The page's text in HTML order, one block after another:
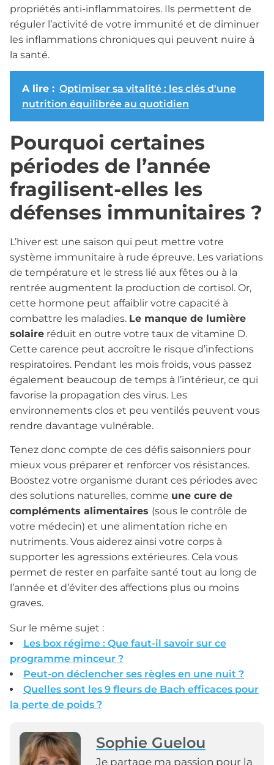
propriétés anti-inflammatoires. Ils permettent de
réguler l’activité de votre immunité et de diminuer
les inflammations chroniques qui peuvent nuire à
la santé.
A lire : Optimiser sa vitalité : les clés d'une
nutrition équilibrée au quotidien
Pourquoi certaines
périodes de l’année
fragilisent-elles les
défenses immunitaires ?
L’hiver est une saison qui peut mettre votre
système immunitaire à rude épreuve. Les variations
de température et le stress lié aux fêtes ou à la
rentrée augmentent la production de cortisol. Or,
cette hormone peut affaiblir votre capacité à
combattre les maladies. Le manque de lumière
solaire réduit en outre votre taux de vitamine D.
Cette carence peut accroître le risque d’infections
respiratoires. Pendant les mois froids, vous passez
également beaucoup de temps à l’intérieur, ce qui
favorise la propagation des virus. Les
environnements clos et peu ventilés peuvent vous
rendre davantage vulnérable.
Tenez donc compte de ces défis saisonniers pour
mieux vous préparer et renforcer vos résistances.
Boostez votre organisme durant ces périodes avec
des solutions naturelles, comme une cure de
compléments alimentaires (sous le contrôle de
votre médecin) et une alimentation riche en
nutriments. Vous aiderez ainsi votre corps à
supporter les agressions extérieures. Cela vous
permet de rester en parfaite santé tout au long de
l’année et d’éviter des affections plus ou moins
graves.
Sur le même sujet :
Les box régime : Que faut-il savoir sur ce
programme minceur ?
Peut-on déclencher ses règles en une nuit ?
Quelles sont les 9 fleurs de Bach efficaces pour
la perte de poids ?
Sophie Guelou
Je partage ma passion pour la